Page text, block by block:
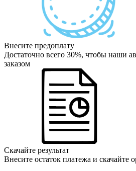
Внесите предоплату
Достаточно всего 30%, чтобы наши
заказом
Скачайте результат
Внесите остаток платежа и скачайте